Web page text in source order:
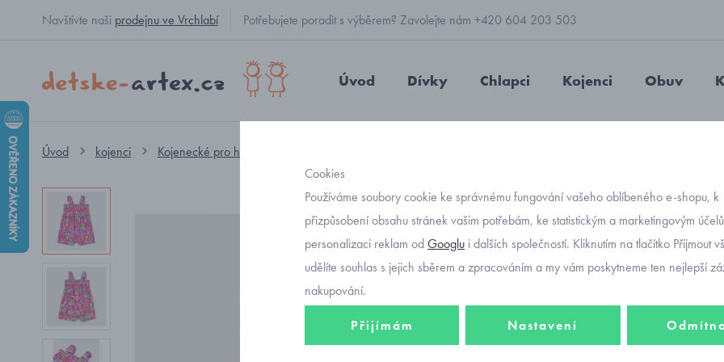
Navštivte naši prodejnu ve Vrchlabí Potřebujete poradit s výběrem? Zavolejte nám +420 604 203 503
Úvod Dívky Chlapci Kojenci Obuv
Úvod kojenci Kojenecké pro holčičky
Objednávací
letní
493
Cookies
Používáme soubory cookie ke správnému fungování vašeho oblíbeného e-shopu, k
přizpůsobení obsahu stránek vašim potřebám, ke statistickým a marketingovým
personalizaci reklam odGooglu i dalších společností. Kliknutím na tlačítko Přijmout
udělíte souhlas s jejich sběrem a zpracováním a my vám poskytneme ten nejlepší
nakupování.
Přijímám Nastavení